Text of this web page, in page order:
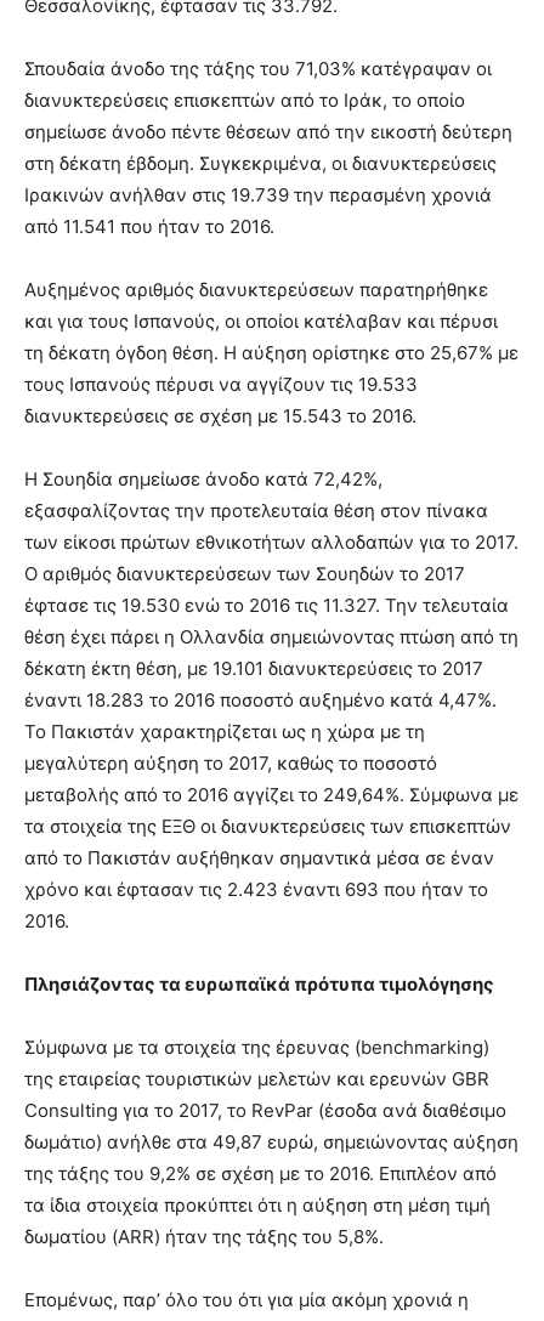
Θεσσαλονίκης, έφτασαν τις 33.792.
Σπουδαία άνοδο της τάξης του 71,03% κατέγραψαν οι
διανυκτερεύσεις επισκεπτών από το Ιράκ, το οποίο
σημείωσε άνοδο πέντε θέσεων από την εικοστή δεύτερη
στη δέκατη έβδομη. Συγκεκριμένα, οι διανυκτερεύσεις
Ιρακινών ανήλθαν στις 19.739 την περασμένη χρονιά
από 11.541 που ήταν το 2016.
Αυξημένος αριθμός διανυκτερεύσεων παρατηρήθηκε
και για τους Ισπανούς, οι οποίοι κατέλαβαν και πέρυσι
τη δέκατη όγδοη θέση. Η αύξηση ορίστηκε στο 25,67% με
τους Ισπανούς πέρυσι να αγγίζουν τις 19.533
διανυκτερεύσεις σε σχέση με 15.543 το 2016.
Η Σουηδία σημείωσε άνοδο κατά 72,42%,
εξασφαλίζοντας την προτελευταία θέση στον πίνακα
των είκοσι πρώτων εθνικοτήτων αλλοδαπών για το 2017.
Ο αριθμός διανυκτερεύσεων των Σουηδών το 2017
έφτασε τις 19.530 ενώ το 2016 τις 11.327. Την τελευταία
θέση έχει πάρει η Ολλανδία σημειώνοντας πτώση από τη
δέκατη έκτη θέση, με 19.101 διανυκτερεύσεις το 2017
έναντι 18.283 το 2016 ποσοστό αυξημένο κατά 4,47%.
Το Πακιστάν χαρακτηρίζεται ως η χώρα με τη
μεγαλύτερη αύξηση το 2017, καθώς το ποσοστό
μεταβολής από το 2016 αγγίζει το 249,64%. Σύμφωνα με
τα στοιχεία της ΕΞΘ οι διανυκτερεύσεις των επισκεπτών
από το Πακιστάν αυξήθηκαν σημαντικά μέσα σε έναν
χρόνο και έφτασαν τις 2.423 έναντι 693 που ήταν το
2016.
Πλησιάζοντας τα ευρωπαϊκά πρότυπα τιμολόγησης
Σύμφωνα με τα στοιχεία της έρευνας (benchmarking)
της εταιρείας τουριστικών μελετών και ερευνών GBR
Consulting για το 2017, το RevPar (έσοδα ανά διαθέσιμο
δωμάτιο) ανήλθε στα 49,87 ευρώ, σημειώνοντας αύξηση
της τάξης του 9,2% σε σχέση με το 2016. Επιπλέον από
τα ίδια στοιχεία προκύπτει ότι η αύξηση στη μέση τιμή
δωματίου (ARR) ήταν της τάξης του 5,8%.
Επομένως, παρ’ όλο του ότι για μία ακόμη χρονιά η